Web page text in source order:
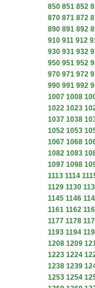
850 851 852
870 871 872
890 891 892
910 911 912
930 931 932
950 951 952
970 971 972
990 991 992
1007 1008
1022 1023
1037 1038
1052 1053
1067 1068
1082 1083
1097 1098
1113 1114
1129 1130
1145 1146
1161 1162
1177 1178
1193 1194
1208 1209
1223 1224
1238 1239
1253 1254